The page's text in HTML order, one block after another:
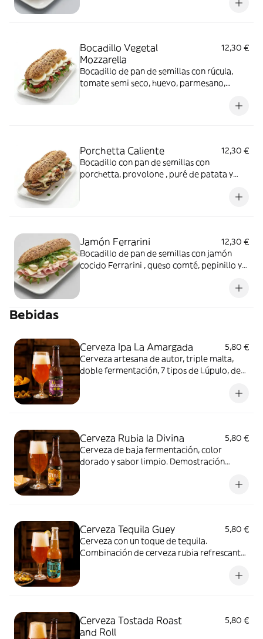
Bocadillo Vegetal
Mozzarella
12,30 €
Bocadillo de pan de semillas con rúcula,
tomate semi seco, huevo, parmesano,
Porchetta Caliente
12,30 €
Bocadillo con pan de semillas con
porchetta, provolone , puré de patata y
Jamón Ferrarini
12,30 €
Bocadillo de pan de semillas con jamón
cocido Ferrarini , queso comté, pepinillo y
Bebidas
Cerveza Ipa La Amargada
5,80 €
Cerveza artesana de autor, triple malta,
doble fermentación, 7 tipos de Lúpulo, de
Cerveza Rubia la Divina
5,80 €
Cerveza de baja fermentación, color
dorado y sabor limpio. Demostración
Cerveza Tequila Guey
5,80 €
Cerveza con un toque de tequila.
Combinación de cerveza rubia refrescante
la mezcla perfecta. Una receta mexicana de
Cerveza Tostada Roast
and Roll
5,80 €